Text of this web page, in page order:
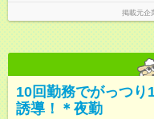
掲載元企
10回勤務でがっつり
誘導！＊夜勤